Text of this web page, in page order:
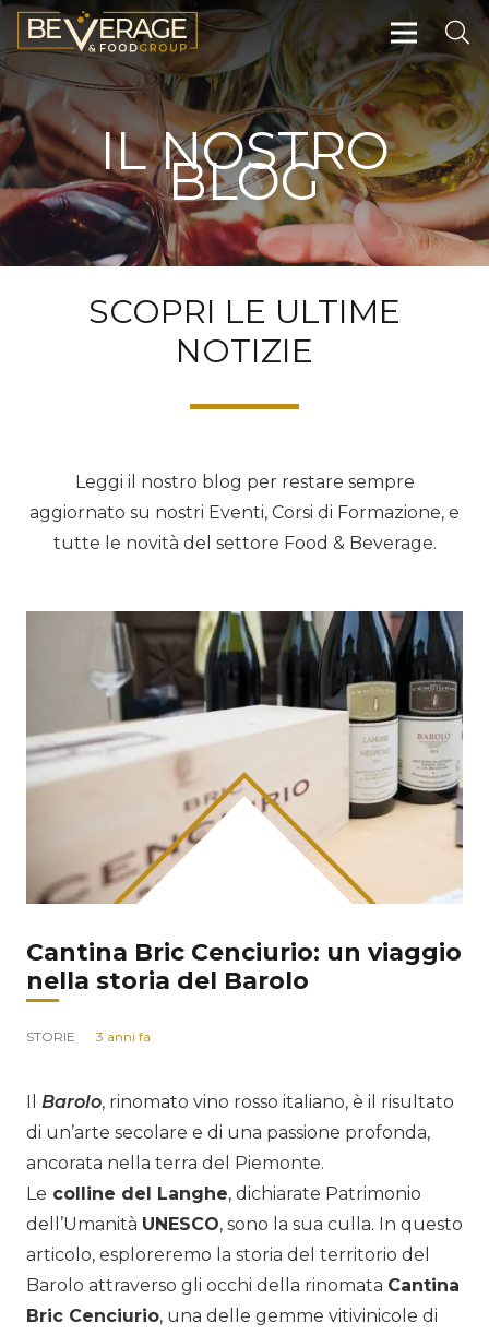
IL NOSTRO
BLOG
SCOPRI LE ULTIME
NOTIZIE
Leggi il nostro blog per restare sempre
aggiornato su nostri Eventi, Corsi di Formazione, e
tutte le novità del settore Food & Beverage.
Cantina Bric Cenciurio: un viaggio
nella storia del Barolo
STORIE 3 anni fa
Barolo, rinomato vino rosso italiano, è il risultato
di un’arte secolare e di una passione profonda,
ancorata nella terra del Piemonte.
Le colline del Langhe, dichiarate Patrimonio
dell’Umanità UNESCO, sono la sua culla. In questo
articolo, esploreremo la storia del territorio del
Barolo attraverso gli occhi della rinomata Cantina
Bric Cenciurio, una delle gemme vitivinicole di